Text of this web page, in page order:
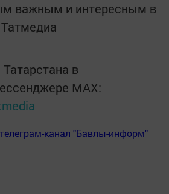
важным и интересным в
Татмедиа
в
MАХ:
телеграм-канал "Бавлы-информ"